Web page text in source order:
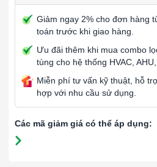
Giảm ngay 2% cho đơn hàng
toán trước khi giao hàng.
Ưu đãi thêm khi mua combo
tùng cho hệ thống HVAC,
Miễn phí tư vấn kỹ thuật, hỗ
hợp với nhu cầu sử dụng.
Các mã giảm giá có thể áp dụng: